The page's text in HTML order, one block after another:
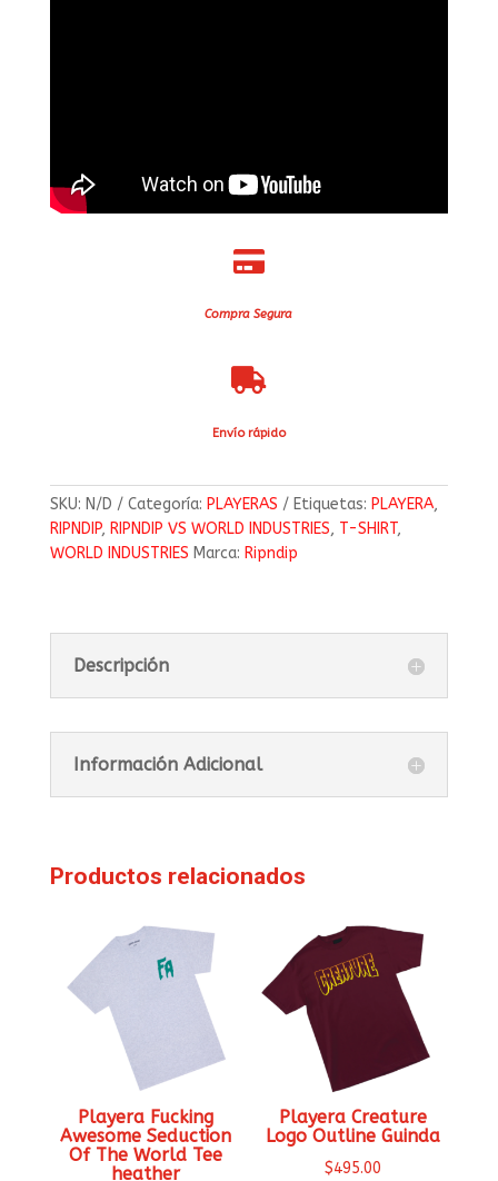

Compra Segura

Envío rápido
SKU: N/D Categoría: PLAYERAS Etiquetas: PLAYERA,
RIPNDIP, RIPNDIP VS WORLD INDUSTRIES, T-SHIRT,
WORLD INDUSTRIES Marca: Ripndip
Descripción
Información Adicional
Productos relacionados
Playera Fucking
Awesome Seduction
Of The World Tee
heather
Playera Creature
Logo Outline Guinda
$495.00